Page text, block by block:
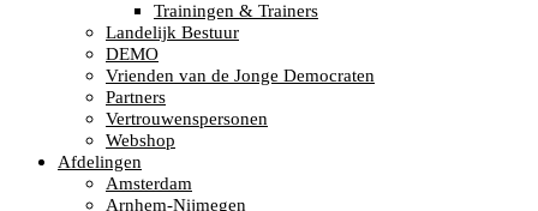
Trainingen & Trainers
Landelijk Bestuur
DEMO
Vrienden van de Jonge Democraten
Partners
Vertrouwenspersonen
Webshop
Afdelingen
Amsterdam
Arnhem-Nijmegen